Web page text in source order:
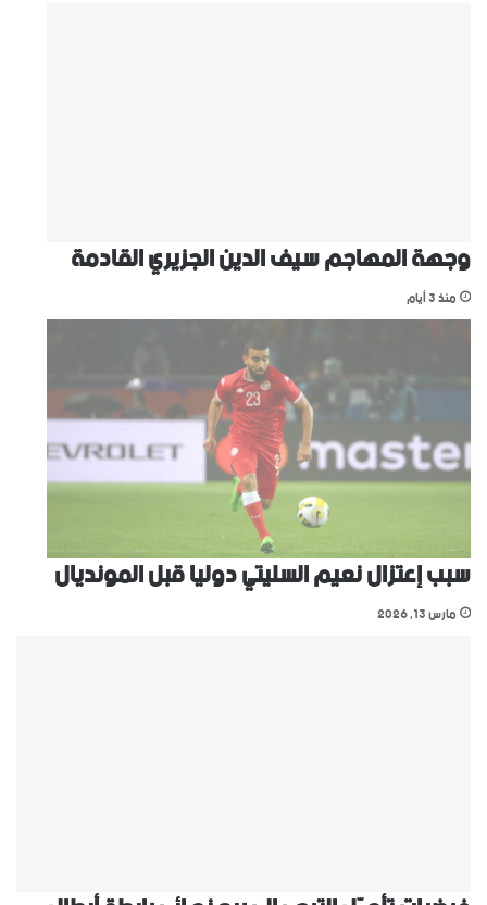
وجهة المهاجم سيف الدين الجزيري القادمة
منذ 3 أيام
سبب إعتزال نعيم السليتي دوليا قبل المونديال
مارس 13, 2026